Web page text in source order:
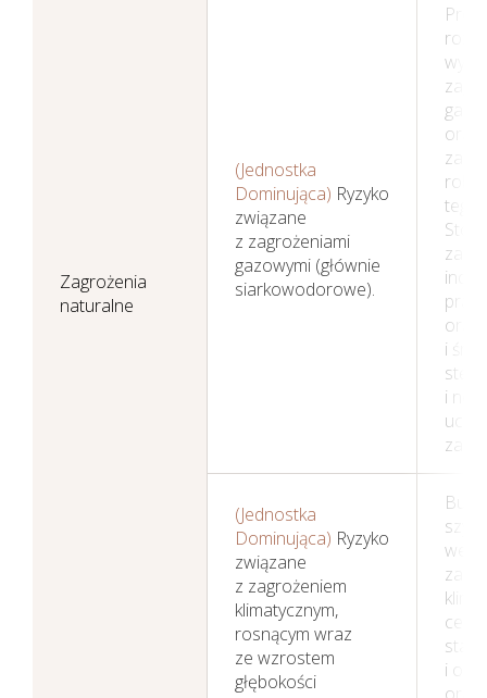
Zagrożenia
naturalne
(Jednostka
Dominująca) Ryzyko
związane
z zagrożeniami
gazowymi (głównie
siarkowodorowe).
oraz
tego
oraz
i
i
(Jednostka
Dominująca) Ryzyko
związane
z zagrożeniem
klimatycznym,
rosnącym wraz
ze wzrostem
głębokości
i